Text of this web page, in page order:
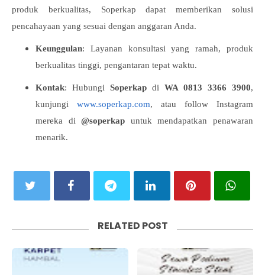
produk berkualitas, Soperkap dapat memberikan solusi
pencahayaan yang sesuai dengan anggaran Anda.
Keunggulan: Layanan konsultasi yang ramah, produk
berkualitas tinggi, pengantaran tepat waktu.
Kontak: Hubungi Soperkap di WA 0813 3366 3900,
kunjungi www.soperkap.com, atau follow Instagram
mereka di@soperkap untuk mendapatkan penawaran
menarik.
RELATED POST